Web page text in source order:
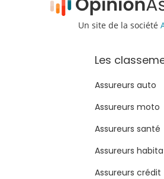
Un site de la société
Les
Assureurs auto
Assureurs moto
Assureurs santé
Assureurs
Assureurs crédit